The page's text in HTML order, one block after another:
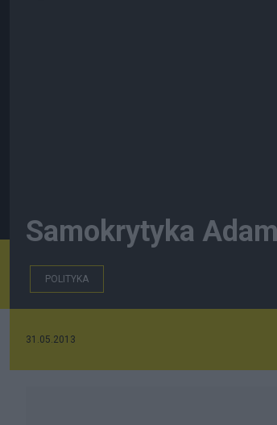
Samokrytyka
POLITYKA
31.05.2013